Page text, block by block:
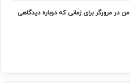
در مرورگر برای زمانی که دوباره دیدگاهی